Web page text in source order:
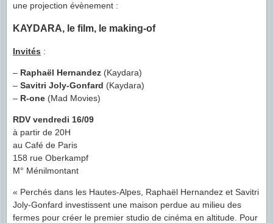
une projection évènement :
KAYDARA, le film, le making-of
Invités :
– Raphaël Hernandez (Kaydara)
– Savitri Joly-Gonfard (Kaydara)
– R-one (Mad Movies)
RDV vendredi 16/09
à partir de 20H
au Café de Paris
158 rue Oberkampf
M° Ménilmontant
« Perchés dans les Hautes-Alpes, Raphaël Hernandez et Savitri
Joly-Gonfard investissent une maison perdue au milieu des
fermes pour créer le premier studio de cinéma en altitude. Pour